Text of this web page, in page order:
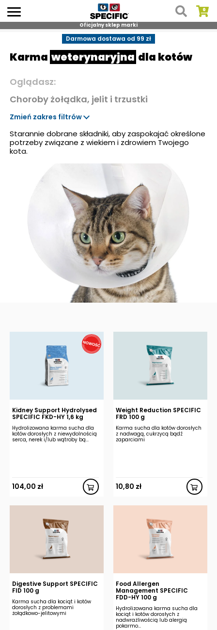
content
Oficjalny sklep marki
Darmowa dostawa od 99 zł
Karma weterynaryjna dla kotów
Oglądasz:
Choroby żołądka, jelit i trzustki
Zmień zakres filtrów
Starannie dobrane składniki, aby zaspokajać określone
potrzeby związane z wiekiem i zdrowiem Twojego
kota.
Kidney Support Hydrolysed
SPECIFIC FKD-HY 1,6 kg
Hydrolizowana karma sucha dla
kotów dorosłych z niewydolnością
serca, nerek i/lub wątroby bą...
104,00 zł
Weight Reduction SPECIFIC
FRD 100 g
Karma sucha dla kotów dorosłych
z nadwagą, cukrzycą bądź
zaparciami
10,80 zł
Digestive Support SPECIFIC
FID 100 g
Karma sucha dla kociąt i kotów
dorosłych z problemami
żołądkowo-jelitowymi
Food Allergen
Management SPECIFIC
FDD-HY 100 g
Hydrolizowana karma sucha dla
kociąt i kotów dorosłych z
nadwrażliwością lub alergią
pokarmo...